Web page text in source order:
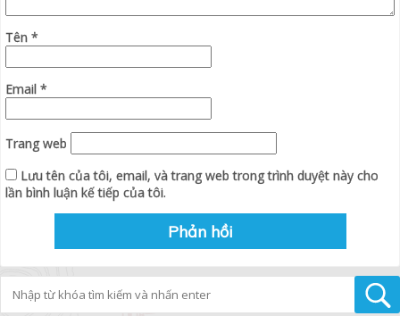
Tên *
Email *
Trang web
Lưu tên của tôi, email, và trang web trong trình duyệt này cho
lần bình luận kế tiếp của tôi.